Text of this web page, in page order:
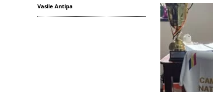
Vasile Antipa